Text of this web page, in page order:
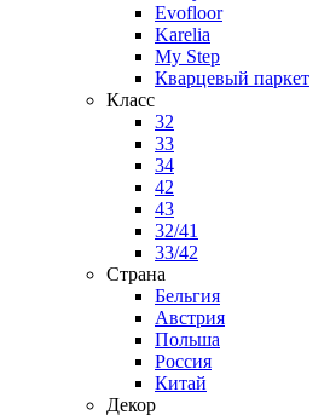
Evofloor
Karelia
My Step
Кварцевый паркет
Класс
32
33
34
42
43
32/41
33/42
Страна
Бельгия
Австрия
Польша
Россия
Китай
Декор